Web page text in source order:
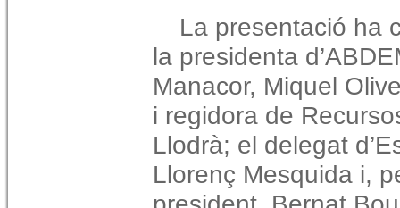
La presentació ha
la presidenta
Manacor, Miquel
i regidora de
Llodrà; el delegat
Llorenç Mesquida i,